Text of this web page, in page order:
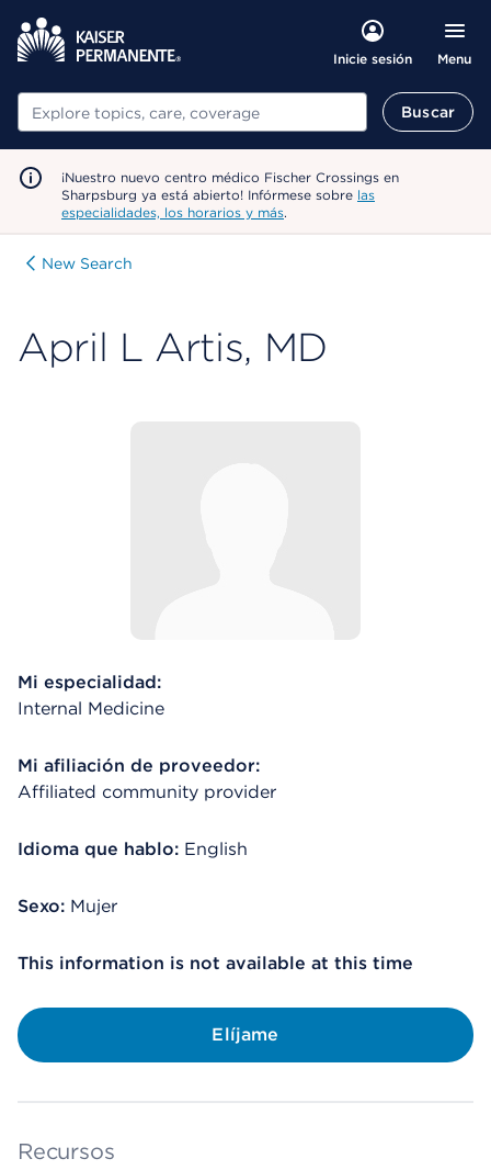
Inicie sesión Menu
Buscar Buscar
¡Nuestro nuevo centro médico Fischer Crossings en
Sharpsburg ya está abierto! Infórmese sobre las
especialidades, los horarios y más.
New Search
April L Artis, MD
Mi especialidad:
Internal Medicine
Mi afiliación de proveedor:
Affiliated community provider
Idioma que hablo: English
Sexo: Mujer
This information is not available at this time
Elíjame
Recursos